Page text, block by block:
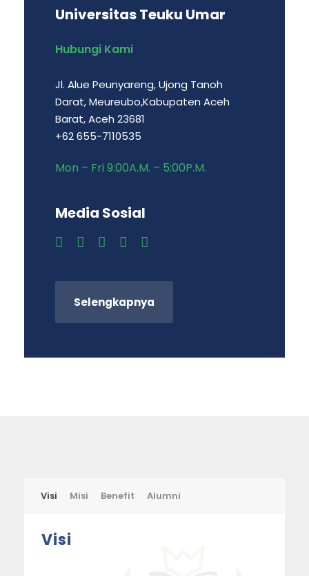
Universitas Teuku Umar
Hubungi Kami
Jl. Alue Peunyareng, Ujong Tanoh
Darat, Meureubo,Kabupaten Aceh
Barat, Aceh 23681
+62 655-7110535
Mon – Fri 9:00A.M. – 5:00P.M.
Media Sosial
Selengkapnya
Visi Misi Benefit Alumni
Visi